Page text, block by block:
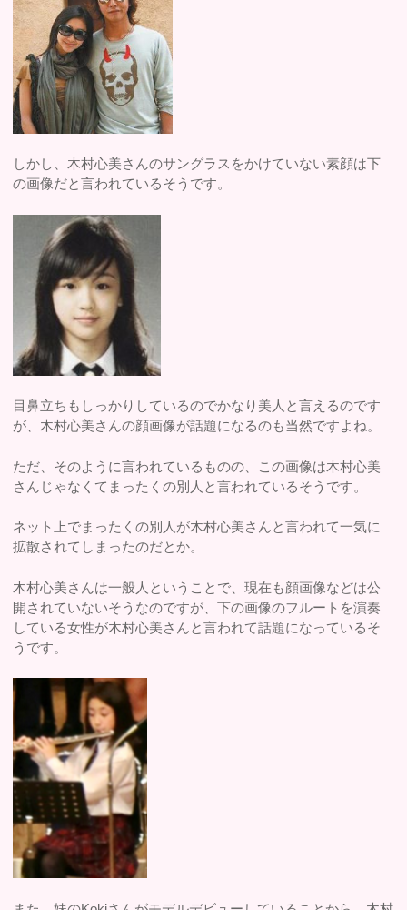
しかし、木村心美さんのサングラスをかけていない素顔は下
の画像だと言われているそうです。
目鼻立ちもしっかりしているのでかなり美人と言えるのです
が、木村心美さんの顔画像が話題になるのも当然ですよね。
ただ、そのように言われているものの、この画像は木村心美
さんじゃなくてまったくの別人と言われているそうです。
ネット上でまったくの別人が木村心美さんと言われて一気に
拡散されてしまったのだとか。
木村心美さんは一般人ということで、現在も顔画像などは公
開されていないそうなのですが、下の画像のフルートを演奏
している女性が木村心美さんと言われて話題になっているそ
うです。